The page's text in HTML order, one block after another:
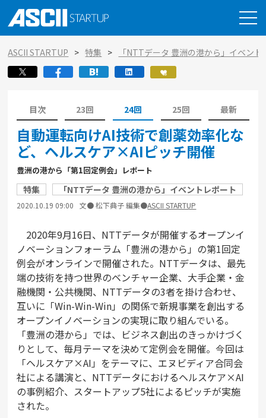
ASCII STARTUP 特集 「NTTデータ 豊洲の港から」イベン
目次 23回 24回 25回 最新
自動運転向けAI技術で創薬効率化な
ど、ヘルスケア×AIピッチ開催
豊洲の港から「第1回定例会」レポート
特集 「NTTデータ 豊洲の港から」イベントレポート
2020.10.19 09:00 文● 松下典子 編集●ASCII STARTUP
2020年9月16日、NTTデータが開催するオープンイ
ノベーションフォーラム「豊洲の港から」の第1回定
例会がオンラインで開催された。NTTデータは、最先
端の技術を持つ世界のベンチャー企業、大手企業・金
融機関・公共機関、NTTデータの3者を掛け合わせ、
互いに「Win-Win-Win」の関係で新規事業を創出する
オープンイノベーションの実現に取り組んでいる。
「豊洲の港から」では、ビジネス創出のきっかけづく
りとして、毎月テーマを決めて定例会を開催。今回は
「ヘルスケア×AI」をテーマに、エヌビディア合同会
社による講演と、NTTデータにおけるヘルスケア×AI
の事例紹介、スタートアップ5社によるピッチが実施
された。